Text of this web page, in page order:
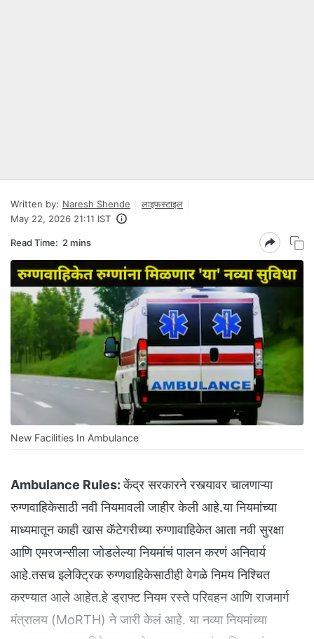
Written by: Naresh Shende
लाइफस्टाइल
May 22, 2026 21:11 IST
Read Time: 2 mins
New Facilities In Ambulance
Ambulance Rules:केंद्र सरकारने रस्त्यावर चालणाऱ्या
रुग्णवाहिकेसाठी नवी नियमावली जाहीर केली आहे.या नियमांच्या
माध्यमातून काही खास कॅटेगरीच्या रुग्णावाहिकेत आता नवी सुरक्षा
आणि एमरजन्सीला जोडलेल्या नियमांचं पालन करणं अनिवार्य
आहे.तसच इलेक्ट्रिक रुग्णवाहिकेसाठीही वेगळे निमय निश्चित
करण्यात आले आहेत.हे ड्राफ्ट नियम रस्ते परिवहन आणि राजमार्ग
मंत्रालय (MoRTH) ने जारी केलं आहे. या नव्या नियमांच्या